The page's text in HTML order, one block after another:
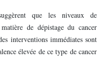
que les niveaux de
de dépistage du cancer
interventions immédiates sont
élevée de ce type de cancer